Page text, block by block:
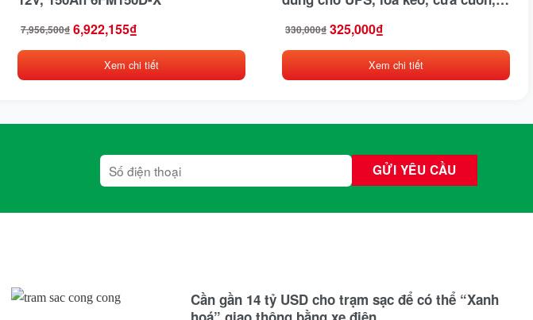
7,956,500₫
Giá
là:
6,922,155₫
Giá
tại
6,922,155₫.
Xem chi tiết
330,000₫
Giá
là:
325,000₫
Giá
tại
325,000₫.
Xem chi tiết
Cần gần 14 tỷ USD cho trạm sạc để có thể “Xanh